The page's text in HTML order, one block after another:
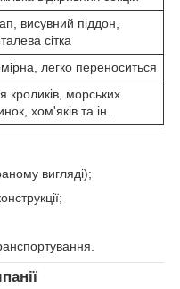
висувний піддон,
сітка
легко переноситься
кроликів, морських
хом'яків та ін.
вигляді);